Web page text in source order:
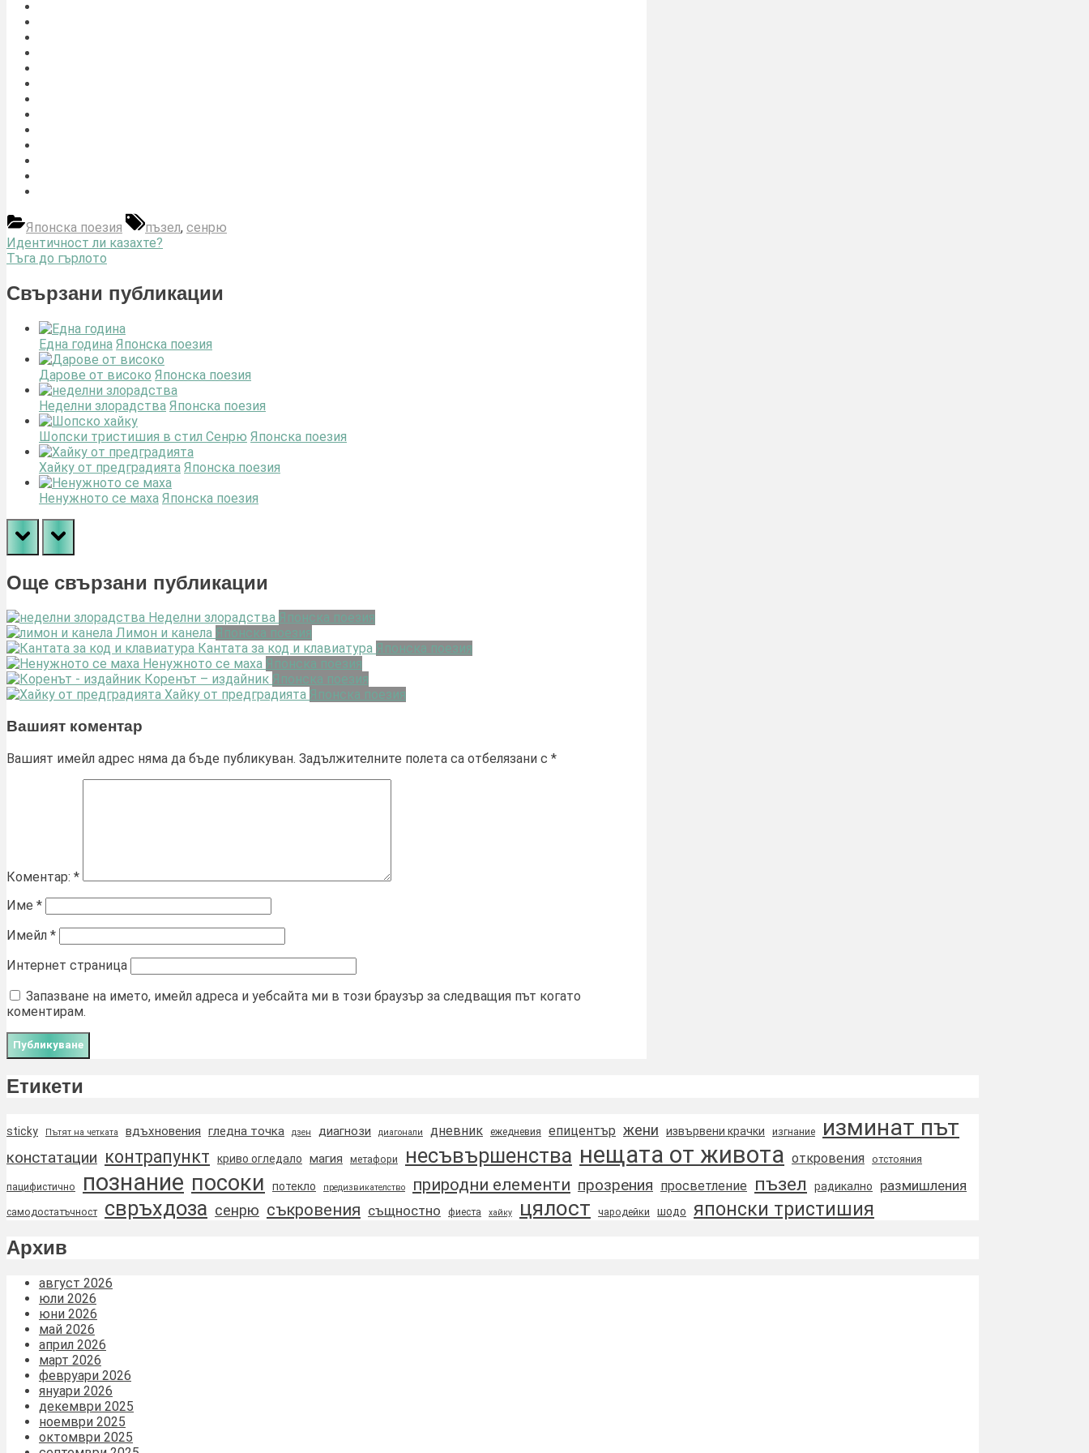
Японска поезия
Tags:
пъзел, сенрю
Навигация
Previous
Post:
Идентичност ли казахте?
Next
Тъга до гърлото
Свързани публикации
Една година Японска поезия
Дарове от високо Японска поезия
Неделни злорадства Японска поезия
Шопски тристишия в стил Сенрю Японска поезия
Хайку от предградията Японска поезия
Ненужното се маха Японска поезия
prev next
Още свързани публикации
Неделни злорадства Японска поезия
Лимон и канела Японска поезия
Кантата за код и клавиатура Японска поезия
Ненужното се маха Японска поезия
Коренът – издайник Японска поезия
Хайку от предградията Японска поезия
Вашият коментар
Вашият имейл адрес няма да бъде публикуван. Задължителните полета са отбелязани с *
Коментар: *
Име *
Имейл *
Интернет страница
Запазване на името, имейл адреса и уебсайта ми в този браузър за следващия път когато
коментирам.
Етикети
sticky Пътят на четката вдъхновения гледна точка дзен диагнози диагонали дневник ежедневия епицентър жени извървени крачки изгнание изминат път
констатации контрапункт криво огледало магия метафори несъвършенства нещата от живота откровения отстояния
пацифистично познание посоки потекло предизвикателство природни елементи прозрения просветление пъзел радикално размишления
самодостатъчност свръхдоза сенрю съкровения същностно фиеста хайку цялост чародейки шодо
японски тристишия
Архив
август 2026
юли 2026
юни 2026
май 2026
април 2026
март 2026
февруари 2026
януари 2026
декември 2025
ноември 2025
октомври 2025